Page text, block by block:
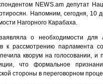
NEWS.am депутат
Напомним, сегодня, 10
Нагорного Карабаха.
о необходимости для
к рассмотрению парламента
кворум на голосовании, и
что формальное
стороны в переговорном